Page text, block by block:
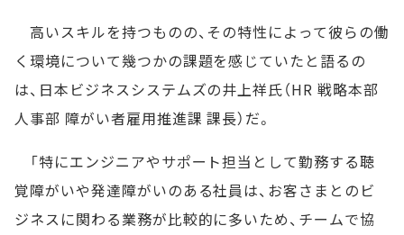
高いスキルを持つものの、その特性によって彼らの働
く環境について幾つかの課題を感じていたと語るの
は、日本ビジネスシステムズの井上祥氏（HR 戦略本部
人事部 障がい者雇用推進課 課長）だ。
「特にエンジニアやサポート担当として勤務する聴
覚障がいや発達障がいのある社員は、お客さまとのビ
ジネスに関わる業務が比較的に多いため、チームで協